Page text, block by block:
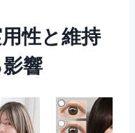
性と維持
響